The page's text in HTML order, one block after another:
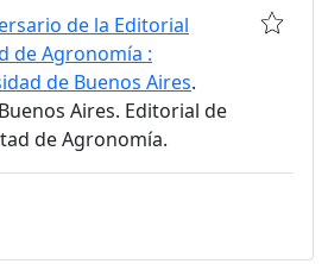
de la Editorial
de Agronomía :
de Buenos Aires.
Aires. Editorial de
de Agronomía.